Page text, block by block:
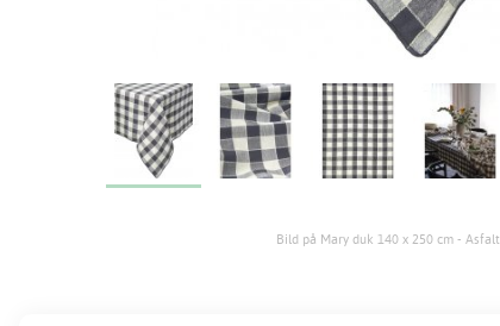
Bild på Mary duk 140 x 250 cm - Asfalt